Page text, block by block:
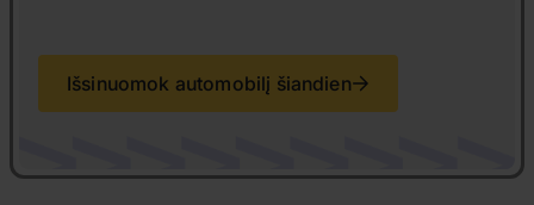
Išsinuomok automobilį šiandien